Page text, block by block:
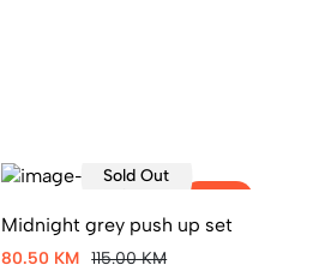
Sold Out
Midnight grey push up set
80.50 KM 115.00 KM